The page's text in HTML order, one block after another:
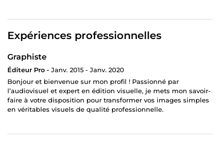
Expériences professionnelles
Graphiste
Éditeur Pro - Janv. 2015 - Janv. 2020
Bonjour et bienvenue sur mon profil ! Passionné par
l’audiovisuel et expert en édition visuelle, je mets mon savoir-
faire à votre disposition pour transformer vos images simples
en véritables visuels de qualité professionnelle.